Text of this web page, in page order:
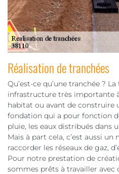
Réalisation de tranchées
Qu’est-ce qu’une tranchée ?
infrastructure très importante
habitat ou avant de construire
fondation qui a pour fonction
pluie, les eaux distribués dans
Mais à part cela, c’est aussi
raccorder les réseaux de gaz,
Pour notre prestation de
sommes prêts à travailler avec